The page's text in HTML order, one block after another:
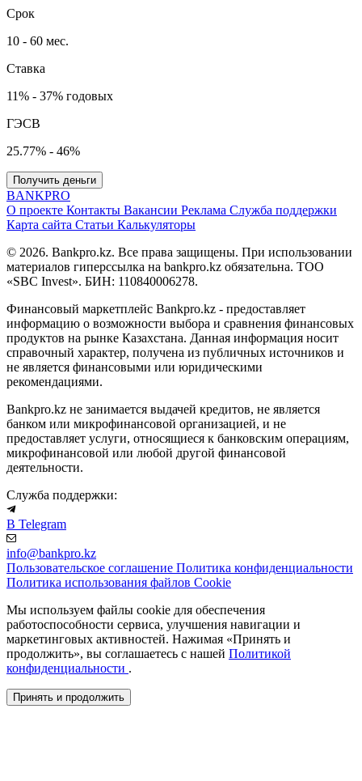
Срок
10 - 60 мес.
Ставка
11% - 37% годовых
ГЭСВ
25.77% - 46%
Получить деньги
BANKPRO
О проекте Контакты Вакансии Реклама Служба поддержки
Карта сайта Статьи Калькуляторы
© 2026. Bankpro.kz. Все права защищены. При использовании
материалов гиперссылка на bankpro.kz обязательна. ТОО
«SBC Invest». БИН: 110840006278.
Финансовый маркетплейс Bankpro.kz - предоставляет
информацию о возможности выбора и сравнения финансовых
продуктов на рынке Казахстана. Данная информация носит
справочный характер, получена из публичных источников и
не является финансовыми или юридическими
рекомендациями.
Bankpro.kz не занимается выдачей кредитов, не является
банком или микрофинансовой организацией, и не
предоставляет услуги, относящиеся к банковским операциям,
микрофинансовой или любой другой финансовой
деятельности.
Служба поддержки:
В Telegram
info@bankpro.kz
Пользовательское соглашение Политика конфиденциальности
Политика использования файлов Cookie
Мы используем файлы cookie для обеспечения
работоспособности сервиса, улучшения навигации и
маркетинговых активностей. Нажимая «Принять и
продолжить», вы соглашаетесь с нашей Политикой
конфиденциальности .
Принять и продолжить